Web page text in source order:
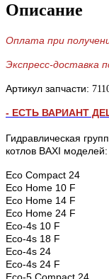
Описание
Оплата при
Экспресс-доставка
Артикул запчасти:
- ЕСТЬ ВАРИАНТ
Гидравлическая
котлов BAXI моделей:
Eco Compact 24
Eco Home 10 F
Eco Home 14 F
Eco Home 24 F
Eco-4s 10 F
Eco-4s 18 F
Eco-4s 24
Eco-4s 24 F